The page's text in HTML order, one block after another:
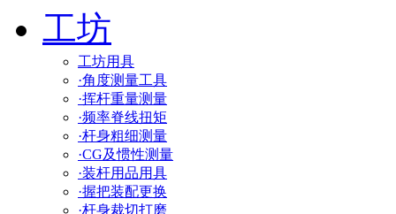
工坊
工坊用具
·角度测量工具
·挥杆重量测量
·频率脊线扭矩
·杆身粗细测量
·CG及惯性测量
·装杆用品用具
·握把装配更换
·杆身裁切打磨